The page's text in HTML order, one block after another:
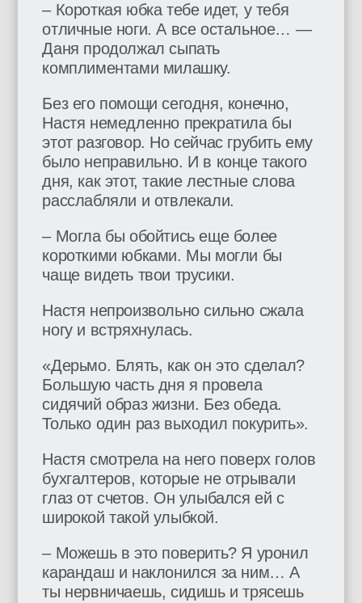
– Короткая юбка тебе идет, у тебя
отличные ноги. А все остальное… —
Даня продолжал сыпать
комплиментами милашку.
Без его помощи сегодня, конечно,
Настя немедленно прекратила бы
этот разговор. Но сейчас грубить ему
было неправильно. И в конце такого
дня, как этот, такие лестные слова
расслабляли и отвлекали.
– Могла бы обойтись еще более
короткими юбками. Мы могли бы
чаще видеть твои трусики.
Настя непроизвольно сильно сжала
ногу и встряхнулась.
«Дерьмо. Блять, как он это сделал?
Большую часть дня я провела
сидячий образ жизни. Без обеда.
Только один раз выходил покурить».
Настя смотрела на него поверх голов
бухгалтеров, которые не отрывали
глаз от счетов. Он улыбался ей с
широкой такой улыбкой.
– Можешь в это поверить? Я уронил
карандаш и наклонился за ним… А
ты нервничаешь, сидишь и трясешь